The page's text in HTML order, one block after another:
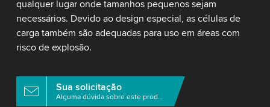
qualquer lugar onde tamanhos pequenos sejam
necessários. Devido ao design especial, as células de
carga também são adequadas para uso em áreas com
risco de explosão.
Sua solicitação
Alguma dúvida sobre este produto?